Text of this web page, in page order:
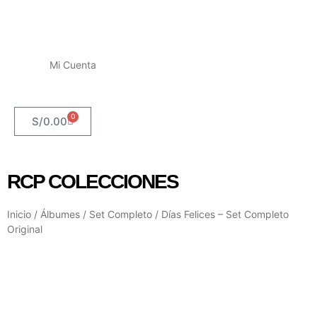
Mi Cuenta
S/0.00 0
RCP COLECCIONES
Inicio / Álbumes / Set Completo / Días Felices – Set Completo
Original